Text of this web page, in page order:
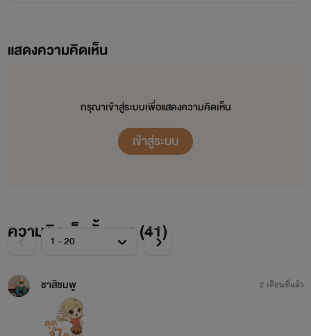
แสดงความคิดเห็น
กรุณาเข้าสู่ระบบเพื่อแสดงความคิดเห็น
เข้าสู่ระบบ
ความคิดเห็นทั้งหมด (41)
ชาสีชมพู 2 เดือนที่แล้ว